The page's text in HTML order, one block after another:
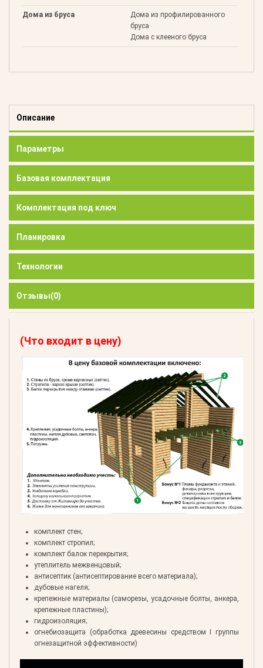
Дома из бруса
Дома из профилированного
бруса
Дома с клееного бруса
Описание
Параметры
Базовая комплектация
Комплектация под ключ
Планировка
Технологии
Отзывы(0)
(Что входит в цену)
комплект стен;
комплект стропил;
комплект балок перекрытия;
утеплитель межвенцовый;
антисептик (антисептирование всего материала);
дубовые нагеля;
крепежные материалы (саморезы, усадочные болты, анкера,
крепежные пластины);
гидроизоляция;
огнебиозащита (обработка древесины средством I группы
огнезащитной эффективности)